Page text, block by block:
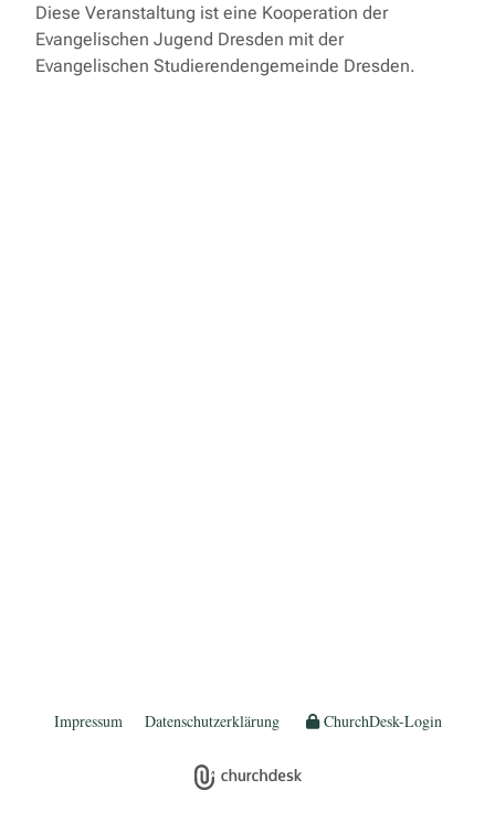
Diese Veranstaltung ist eine Kooperation der
Evangelischen Jugend Dresden mit der
Evangelischen Studierendengemeinde Dresden.
Impressum Datenschutzerklärung ChurchDesk-Login